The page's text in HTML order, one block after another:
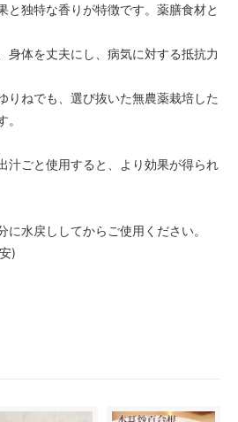
と独特な香りが特徴です。薬膳食材と
身体を丈夫にし、病気に対する抵抗力
りねでも、選び抜いた無農薬栽培した
。
汁ごと使用すると、より効果が得られ
水戻ししてからご使用ください。
)